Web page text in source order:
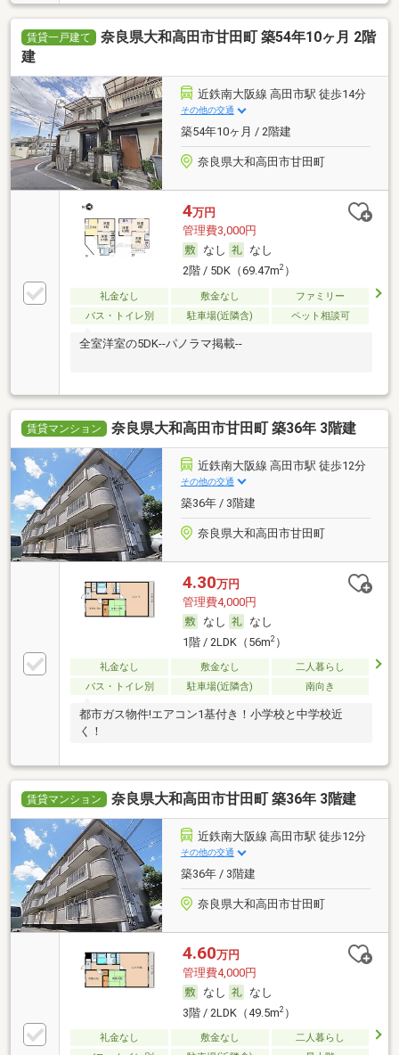
賃貸一戸建て
奈良県大和高田市甘田町 築54年10ヶ月 2階
建
近鉄南大阪線 高田市駅 徒歩14分
その他の交通
築54年10ヶ月 / 2階建
奈良県大和高田市甘田町
4万円
管理費3,000円
なし
なし
2階 / 5DK（69.47m2）
礼金なし 敷金なし
ファミリー
バス・トイレ別
駐車場(近隣含) ペット相談可
全室洋室の5DK--パノラマ掲載--
賃貸マンション 奈良県大和高田市甘田町 築36年 3階建
近鉄南大阪線 高田市駅 徒歩12分
その他の交通
築36年 / 3階建
奈良県大和高田市甘田町
4.30万円
管理費4,000円
なし
なし
1階 / 2LDK（56m2）
礼金なし 敷金なし
二人暮らし
バス・トイレ別
駐車場(近隣含) 南向き
都市ガス物件!エアコン1基付き！小学校と中学校近
く！
賃貸マンション 奈良県大和高田市甘田町 築36年 3階建
近鉄南大阪線 高田市駅 徒歩12分
その他の交通
築36年 / 3階建
奈良県大和高田市甘田町
4.60万円
管理費4,000円
なし
なし
3階 / 2LDK（49.5m2）
礼金なし 敷金なし
二人暮らし